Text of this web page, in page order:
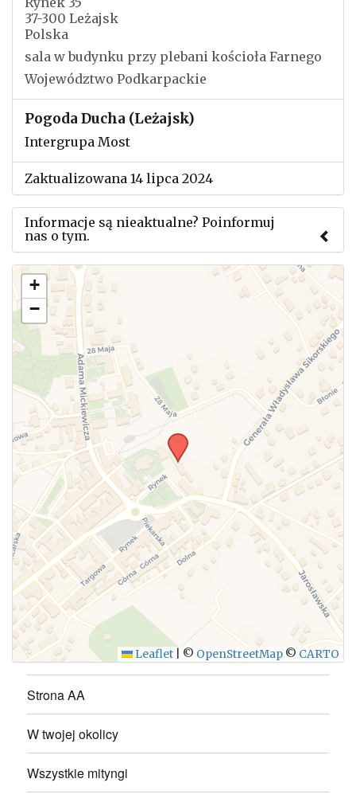
37-300 Leżajsk
Polska
sala w budynku przy plebani kościoła Farnego
Województwo Podkarpackie
Pogoda Ducha (Leżajsk)
Intergrupa Most
Zaktualizowana 14 lipca 2024
Informacje są nieaktualne? Poinformuj
nas o tym.
Użyj tego formularza aby przesłać informację o
zmianach w powyższym mityngu.
WYŚLIJ
+
−
Leaflet © OpenStreetMap © CARTO
Strona AA
W twojej okolicy
Wszystkie mityngi